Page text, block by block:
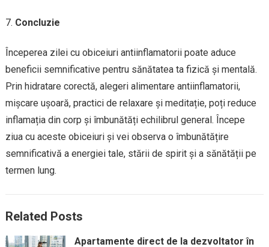
Concluzie
Începerea zilei cu obiceiuri antiinflamatorii poate aduce
beneficii semnificative pentru sănătatea ta fizică și mentală.
Prin hidratare corectă, alegeri alimentare antiinflamatorii,
mișcare ușoară, practici de relaxare și meditație, poți reduce
inflamația din corp și îmbunătăți echilibrul general. Începe
ziua cu aceste obiceiuri și vei observa o îmbunătățire
semnificativă a energiei tale, stării de spirit și a sănătății pe
termen lung.
Related Posts
Apartamente direct de la dezvoltator în